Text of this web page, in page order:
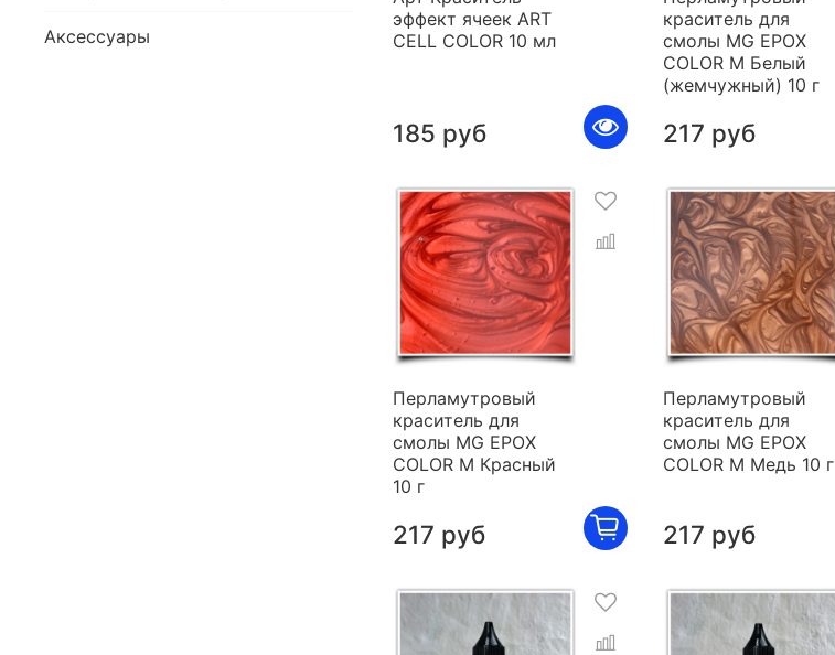
эффект ячеек ART
CELL COLOR 10 мл
185 руб
краситель для
смолы MG EPOX
COLOR M Белый
(жемчужный) 10 г
217 руб
Перламутровый
краситель для
смолы MG EPOX
COLOR M Красный
10 г
217 руб
Перламутровый
краситель для
смолы MG EPOX
COLOR M Медь 10 г
217 руб
Аксессуары